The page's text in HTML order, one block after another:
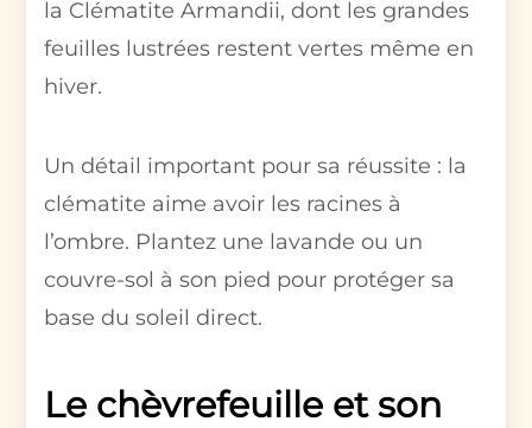
la Clématite Armandii, dont les grandes
feuilles lustrées restent vertes même en
hiver.
Un détail important pour sa réussite : la
clématite aime avoir les racines à
l’ombre. Plantez une lavande ou un
couvre-sol à son pied pour protéger sa
base du soleil direct.
Le chèvrefeuille et son